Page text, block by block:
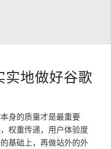
实地做好谷歌
身的质量才是最重要
权重传递，用户体验度
基础上，再做站外的外